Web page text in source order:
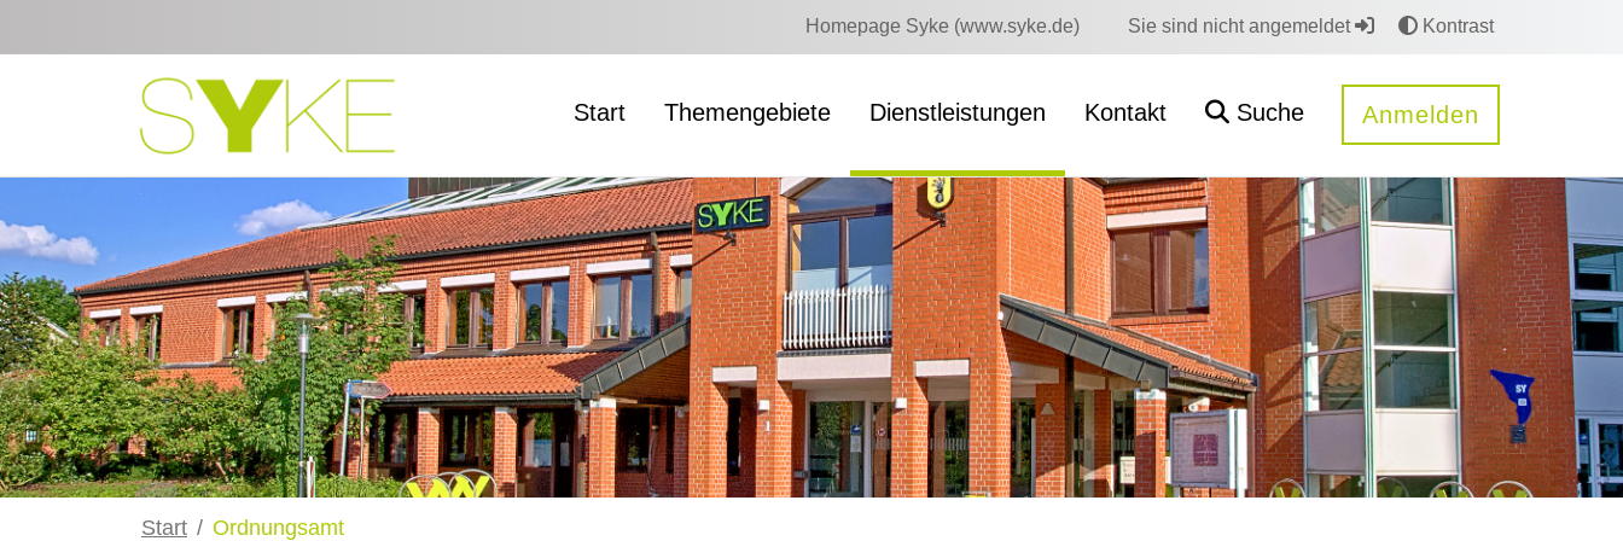
Homepage Syke (www.syke.de) Sie sind nicht angemeldet Kontrast
Start Themengebiete Dienstleistungen Kontakt Suche Anmelden
Start Ordnungsamt